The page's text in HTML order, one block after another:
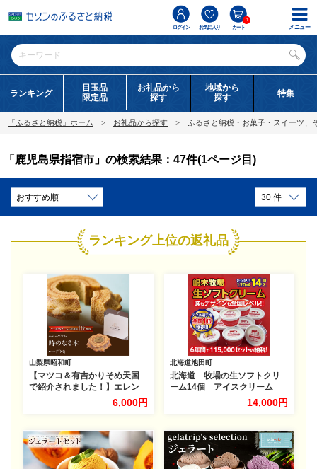
ログイン お気に入り カート
0
ランキング
目玉品
限定品
お礼品から
探す
地域から
探す
特集
「ふるさと納税」ホーム お礼品から探す ふるさと納税・お菓子・スイーツ、
「鹿児島県指宿市」の検索結果：47件(1ページ目)
ランキング上位の返礼品
山梨県昭和町
【マツコ＆有吉かりそめ天国
で紹介されました！】エレン
バウム「時のなる木」ハード
6,000円
北海道池田町
北海道 牧場の生ソフトクリ
ーム14個 アイスクリーム
14,000円
メニュー